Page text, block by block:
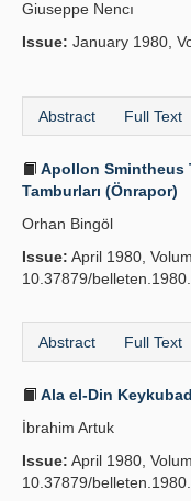
Giuseppe Nencı
Issue: January 1980,
Abstract Full Text
Apollon Smintheus
Tamburları (Önrapor)
Orhan Bingöl
Issue: April 1980,
10.37879/
Abstract Full Text
Ala el-Din
İbrahim Artuk
Issue: April 1980,
10.37879/